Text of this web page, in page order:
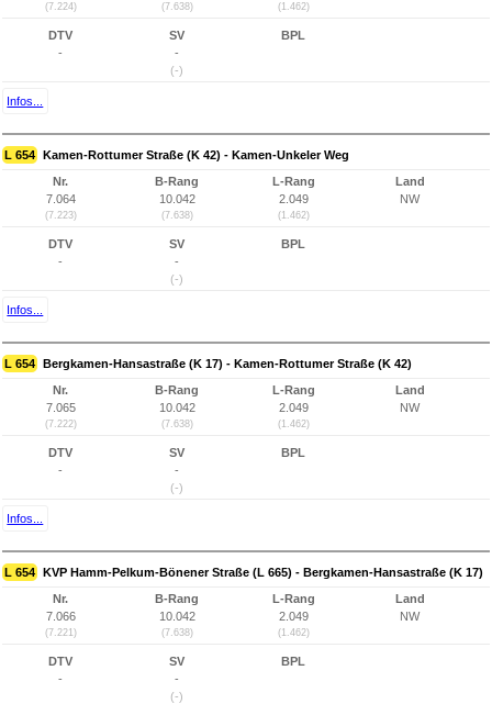
(7.224) (7.638) (1.462)
DTV
-
SV
-
(-)
BPL
Infos...
L 654 Kamen-Rottumer Straße (K 42) - Kamen-Unkeler Weg
Nr.
7.064
(7.223)
B-Rang
10.042
(7.638)
L-Rang
2.049
(1.462)
Land
NW
DTV
-
SV
-
(-)
BPL
Infos...
L 654 Bergkamen-Hansastraße (K 17) - Kamen-Rottumer Straße (K 42)
Nr.
7.065
(7.222)
B-Rang
10.042
(7.638)
L-Rang
2.049
(1.462)
Land
NW
DTV
-
SV
-
(-)
BPL
Infos...
L 654 KVP Hamm-Pelkum-Bönener Straße (L 665) - Bergkamen-Hansastraße (K 17)
Nr.
7.066
(7.221)
B-Rang
10.042
(7.638)
L-Rang
2.049
(1.462)
Land
NW
DTV
-
SV
-
(-)
BPL